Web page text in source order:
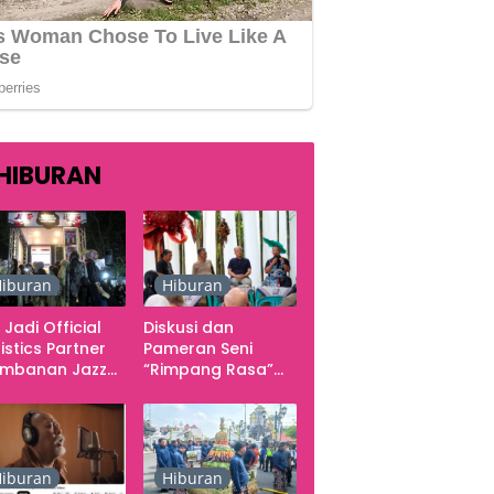
Jadi Official
Partner
Jazz
Seluruh
Konser
Hiburan
Diskusi dan
Pameran Seni
“Rimpang Rasa”
sampai Kritik
terhadap
Yogyakarta
sebagai Pusat
Hiburan